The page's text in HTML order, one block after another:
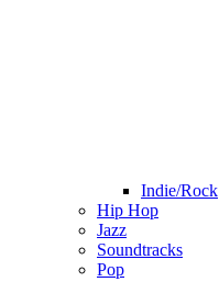
Indie/Rock
Hip Hop
Jazz
Soundtracks
Pop